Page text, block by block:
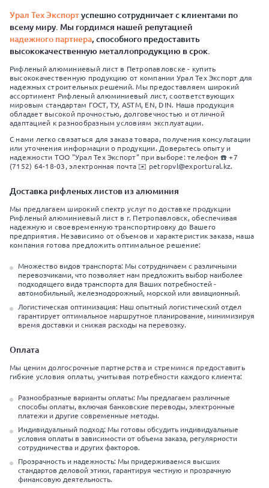
Урал Тех Экспортуспешно сотрудничает с клиентами по
всему миру. Мы гордимся нашей репутацией
надежного партнера, способного предоставить
высококачественную металлопродукцию в срок.
Рифленый алюминиевый лист в Петропавловске - купить
высококачественную продукцию от компании Урал Тех Экспорт для
надежных строительных решений. Мы предоставляем широкий
ассортимент Рифленый алюминиевый лист, соответствующих
мировым стандартам ГОСТ, ТУ, ASTM, EN, DIN. Наша продукция
обладает высокой прочностью, долговечностью и отличной
адаптацией к разнообразным условиям эксплуатации.
С нами легко связаться для заказа товара, получения консультации
или уточнения информации о продукции. Доверьтесь опыту и
надежности ТОО "Урал Тех Экспорт" при выборе: телефон ☎️ +7
(7152) 64-18-03, электронная почта ✉️ petropvl@exportural.kz.
Доставка рифленых листов из алюминия
Мы предлагаем широкий спектр услуг по доставке продукции
Рифленый алюминиевый лист в г. Петропавловск, обеспечивая
надежную и своевременную транспортировку до Вашего
предприятия. Независимо от объемов и характеристик заказа, наша
компания готова предложить оптимальное решение:
Множество видов транспорта: Мы сотрудничаем с различными
перевозчиками, что позволяет нам предложить выбор наиболее
подходящего вида транспорта для Ваших потребностей -
автомобильный, железнодорожный, морской или авиационный.
Логистическая оптимизация: Наш опытный логистический отдел
гарантирует оптимальное маршрутное планирование, минимизируя
время доставки и снижая расходы на перевозку.
Оплата
Мы ценим долгосрочные партнерства и стремимся предоставить
гибкие условия оплаты, учитывая потребности каждого клиента:
Разнообразные варианты оплаты: Мы предлагаем различные
способы оплаты, включая банковские переводы, электронные
платежи и другие современные методы.
Индивидуальный подход: Мы готовы обсудить индивидуальные
условия оплаты в зависимости от объема заказа, регулярности
сотрудничества и других факторов.
Прозрачность и надежность: Мы придерживаемся высших
стандартов деловой этики, гарантируя честную и прозрачную
финансовую деятельность.